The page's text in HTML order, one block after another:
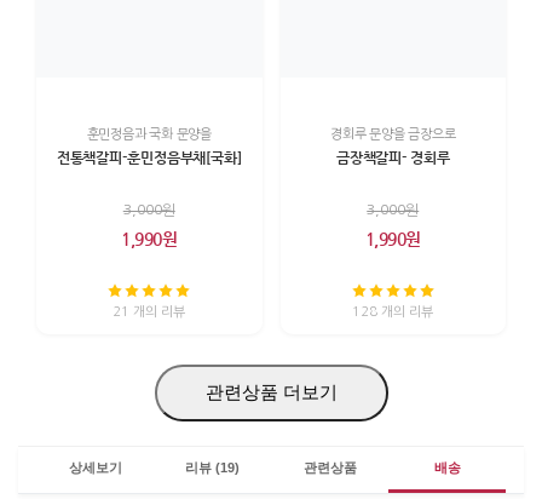
훈민정음과 국화 문양을
전통책갈피-훈민정음부채[국화]
3,000원
1,990원
21 개의 리뷰
경회루 문양을 금장으로
금장책갈피- 경회루
3,000원
1,990원
128 개의 리뷰
관련상품 더보기
상세보기 리뷰 (19) 관련상품 배송